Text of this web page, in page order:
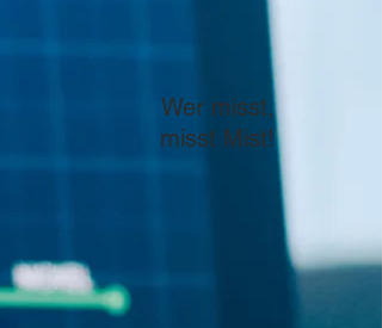
Wer misst,
misst Mist!